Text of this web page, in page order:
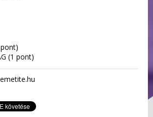
(1 pont)